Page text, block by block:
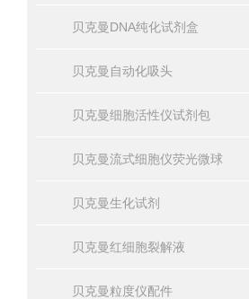
贝克曼DNA纯化试剂盒
贝克曼自动化吸头
贝克曼细胞活性仪试剂包
贝克曼流式细胞仪荧光微球
贝克曼生化试剂
贝克曼红细胞裂解液
贝克曼粒度仪配件